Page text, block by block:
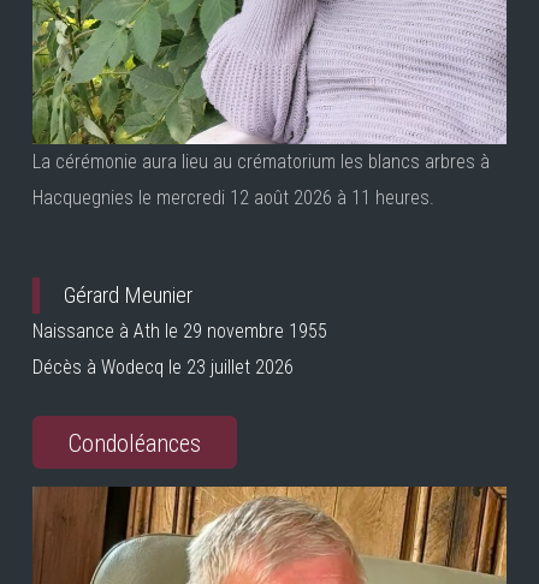
La cérémonie aura lieu au crématorium les blancs arbres à
Hacquegnies le mercredi 12 août 2026 à 11 heures.
Gérard Meunier
Naissance à Ath le 29 novembre 1955
Décès à Wodecq le 23 juillet 2026
Condoléances